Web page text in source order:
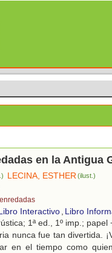
en la Antigua
LECINA, ESTHER(ilust.)
Interactivo, Libro
1ª ed., 1º imp.; papel
nunca fue tan divertida.
en el tiempo como